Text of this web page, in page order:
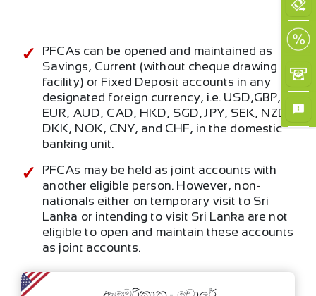
PFCAs can be opened and maintained as
Savings, Current (without cheque drawing
facility) or Fixed Deposit accounts in any
designated foreign currency, i.e. USD,GBP,
EUR, AUD, CAD, HKD, SGD, JPY, SEK, NZD,
DKK, NOK, CNY, and CHF, in the domestic
banking unit.
PFCAs may be held as joint accounts with
another eligible person. However, non-
nationals either on temporary visit to Sri
Lanka or intending to visit Sri Lanka are not
eligible to open and maintain these accounts
as joint accounts.